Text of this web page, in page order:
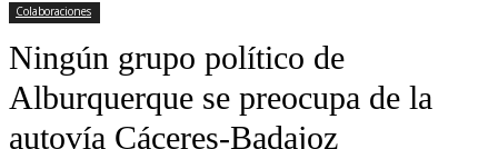
Colaboraciones
Ningún grupo político de
Alburquerque se preocupa de la
autovía Cáceres-Badajoz